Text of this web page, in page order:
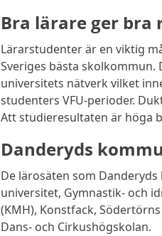
Bra lärare ger bra
Lärarstudenter är en viktig
Sveriges bästa
universitets nätverk vilket
studenters VFU-perioder.
Att studieresultaten är höga
Danderyds
De lärosäten som
universitet, Gymnastik- och
(KMH), Konstfack,
Dans- och Cirkushögskolan.